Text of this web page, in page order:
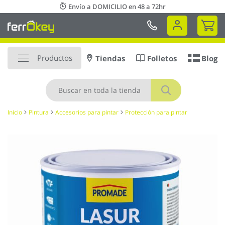
al
contenido
Envío a DOMICILIO en 48 a 72hr
Mi
Productos
Buscar
Tiendas Folletos Blog
Inicio Pintura Accesorios para pintar Protección para pintar